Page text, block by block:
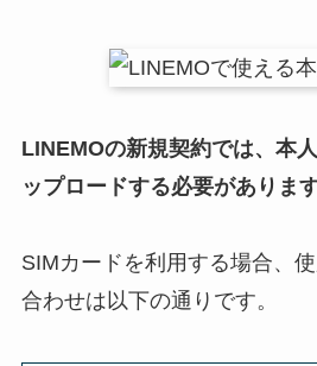
LINEMOの新規契約では、本
ップロードする必要があります
SIMカードを利用する場合、
合わせは以下の通りです。